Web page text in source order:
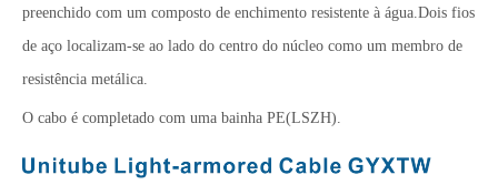
preenchido com um composto de enchimento resistente à água.Dois fios
de aço localizam-se ao lado do centro do núcleo como um membro de
resistência metálica.
O cabo é completado com uma bainha PE(LSZH).